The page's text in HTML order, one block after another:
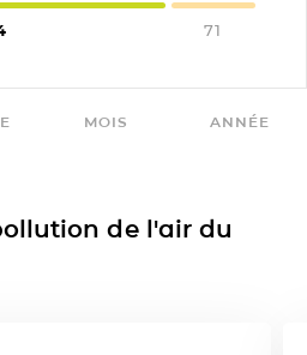
71
MOIS ANNÉE
de l'air du